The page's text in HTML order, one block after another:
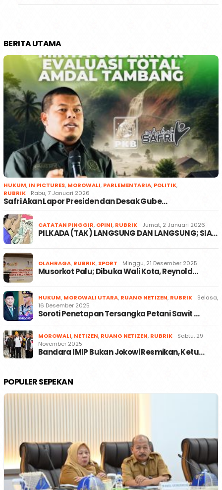
BERITA UTAMA
HUKUM, IN PICTURES, MOROWALI, PARLEMENTARIA, POLITIK,
RUBRIK
Rabu, 7 Januari 2026
Safri Akan Lapor Presiden dan Desak Gube…
CATATAN PINGGIR, OPINI, RUBRIK Jumat, 2 Januari 2026
PILKADA (TAK) LANGSUNG DAN LANGSUNG; SIA…
OLAHRAGA, RUBRIK, SPORT Minggu, 21 Desember 2025
Musorkot Palu; Dibuka Wali Kota, Reynold…
HUKUM, MOROWALI UTARA, RUANG NETIZEN, RUBRIK
Selasa,
16 Desember 2025
Soroti Penetapan Tersangka Petani Sawit …
MOROWALI, NETIZEN, RUANG NETIZEN, RUBRIK
Sabtu, 29
November 2025
Bandara IMIP Bukan Jokowi Resmikan, Ketu…
POPULER SEPEKAN